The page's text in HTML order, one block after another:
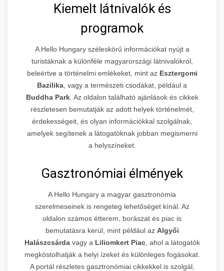
Kiemelt látnivalók és
programok
A Hello Hungary széleskörű információkat nyújt a
turistáknak a különféle magyarországi látnivalókról,
beleértve a történelmi emlékeket, mint az Esztergomi
Bazilika , vagy a természeti csodákat, például a
Buddha Park. Az oldalon található ajánlások és cikkek
részletesen bemutatják az adott helyek történelmét,
érdekességeit, és olyan információkkal szolgálnak,
amelyek segítenek a látogatóknak jobban megismerni
a helyszíneket.
Gasztronómiai élmények
A Hello Hungary a magyar gasztronómia
szerelmeseinek is rengeteg lehetőséget kínál. Az
oldalon számos étterem, borászat és piac is
bemutatásra kerül, mint például az Algyői
Halászcsárdavagy a Liliomkert Piac, ahol a látogatók
megkóstolhatják a helyi ízeket és különleges fogásokat.
A portál részletes gasztronómiai cikkekkel is szolgál,